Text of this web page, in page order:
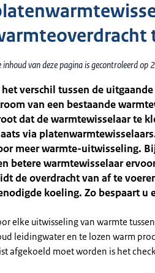
inhoud van deze pagina is gecontroleerd op
het verschil tussen de
van een bestaande
dat de warmtewisselaar te
via
meer warmte-uitwisseling.
betere warmtewisselaar
de overdracht van af te
koeling. Zo bespaart u
elke uitwisseling van warmte
leidingwater en te lozen warm
afgekoeld moet worden is het